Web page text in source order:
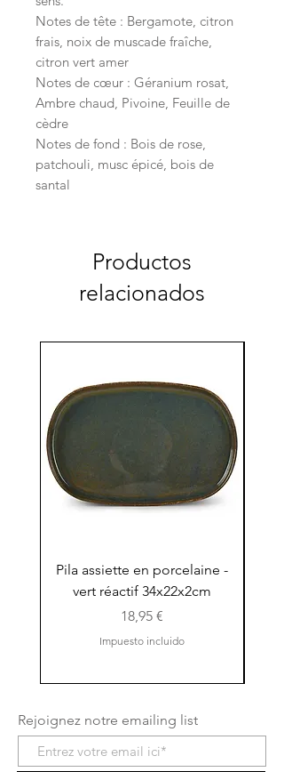
Notes de tête : Bergamote, citron
frais, noix de muscade fraîche,
citron vert amer
Notes de cœur : Géranium rosat,
Ambre chaud, Pivoine, Feuille de
cèdre
Notes de fond : Bois de rose,
patchouli, musc épicé, bois de
santal
Productos
relacionados
Pila assiette en porcelaine -
vert réactif 34x22x2cm
Precio
18,95 €
Impuesto incluido
Rejoignez notre emailing list